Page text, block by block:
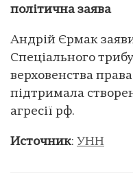
політична заява
Андрій Єрмак
Спеціального
верховенства
підтримала
агресії рф.
Источник: УНН